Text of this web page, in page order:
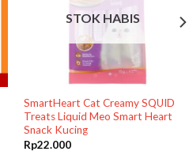
STOK HABIS
SmartHeart Cat Creamy SQUID
Treats Liquid Meo Smart Heart
Snack Kucing
Rp22.000